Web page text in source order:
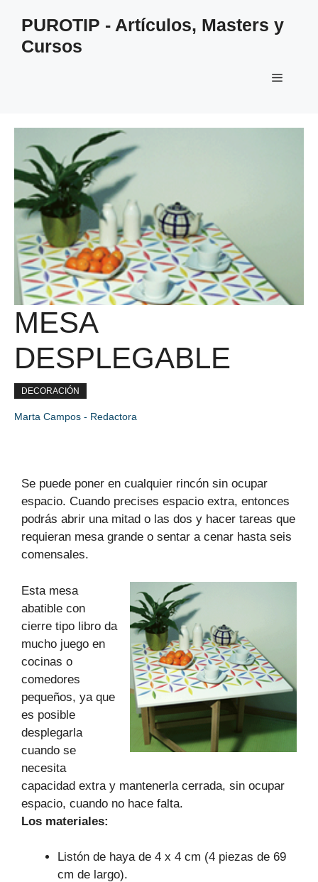
contenido
PUROTIP - Artículos, Masters y
Cursos
Menú
MESA
DESPLEGABLE
DECORACIÓN
Marta Campos - Redactora
Se puede poner en cualquier rincón sin ocupar
espacio. Cuando precises espacio extra, entonces
podrás abrir una mitad o las dos y hacer tareas que
requieran mesa grande o sentar a cenar hasta seis
comensales.
Esta mesa
abatible con
cierre tipo libro da
mucho juego en
cocinas o
comedores
pequeños, ya que
es posible
desplegarla
cuando se
necesita
capacidad extra y mantenerla cerrada, sin ocupar
espacio, cuando no hace falta.
Los materiales:
Listón de haya de 4 x 4 cm (4 piezas de 69
cm de largo).